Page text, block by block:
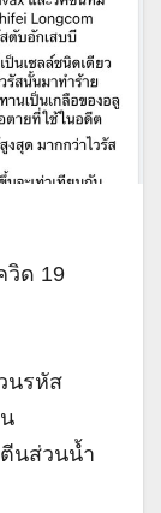
วิด 19
นรหัส
ตีนส่วนน้ำ